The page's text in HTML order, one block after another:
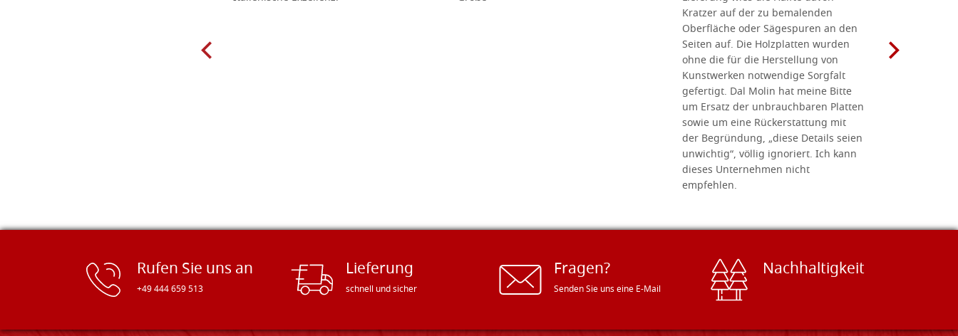
Kratzer auf der zu bemalenden
Oberfläche oder Sägespuren an den
Seiten auf. Die Holzplatten wurden
ohne die für die Herstellung von
Kunstwerken notwendige Sorgfalt
gefertigt. Dal Molin hat meine Bitte
um Ersatz der unbrauchbaren Platten
sowie um eine Rückerstattung mit
der Begründung, „diese Details seien
unwichtig“, völlig ignoriert. Ich kann
dieses Unternehmen nicht
empfehlen.
Rufen Sie uns an
+49 444 659 513
Lieferung
schnell und sicher
Fragen?
Senden Sie uns eine E-Mail
Nachhaltigkeit